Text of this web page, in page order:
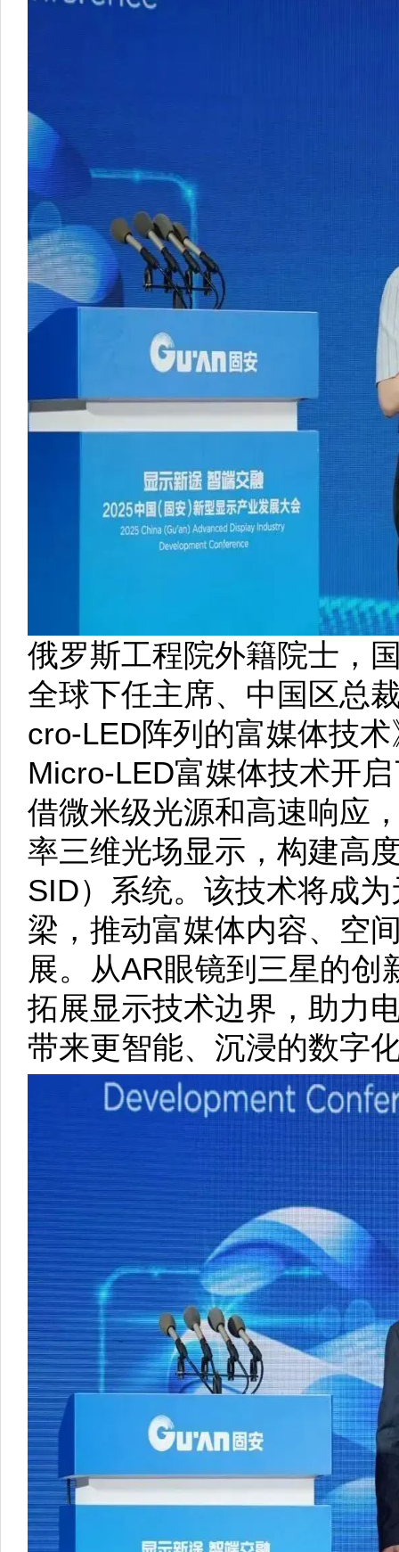
俄罗斯工程院外籍院士，
全球下任主席、中国区总
cro-LED阵列的富媒体技
Micro-LED富媒体技术开
借微米级光源和高速响应
率三维光场显示，构建高
SID）系统。该技术将成
梁，推动富媒体内容、空
展。从AR眼镜到三星的创
拓展显示技术边界，助力
带来更智能、沉浸的数字